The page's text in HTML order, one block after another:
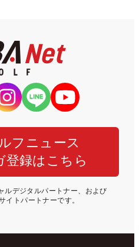
フニュース
登録はこちら
ルデジタルパートナー、および
イトパートナーです。